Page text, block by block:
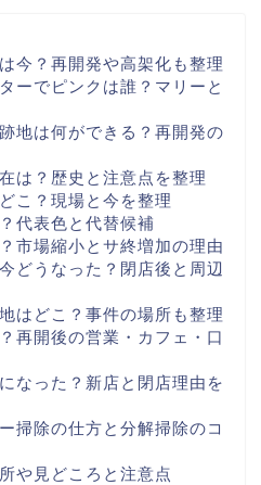
今？再開発や高架化も整理
ーでピンクは誰？マリーと
地は何ができる？再開発の
は？歴史と注意点を整理
こ？現場と今を整理
代表色と代替候補
市場縮小とサ終増加の理由
どうなった？閉店後と周辺
はどこ？事件の場所も整理
再開後の営業・カフェ・口
なった？新店と閉店理由を
掃除の仕方と分解掃除のコ
や見どころと注意点